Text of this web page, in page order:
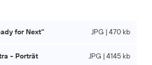
for Next“ JPG | 470 kb
- Porträt JPG | 4145 kb